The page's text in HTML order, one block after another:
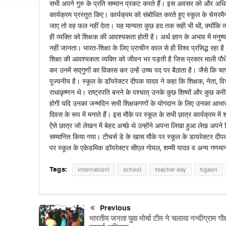
सभी अपने गुरु के प्रति सम्मान प्रकट करते हैं। इस अवसर को और
कार्यक्रम प्रस्तुत किए। कार्यक्रम को संबोधित करते हुए स्कूल के चेयरमैन
जाए तो वह फल नहीं देता। यह मान्यता कुछ हद तक सही भी थी, क्योंकि
ही व्यक्ति को शिक्षक की आवश्यकता होती है। अर्थ ज्ञान के अभाव में
नहीं जानता। भारत-शिक्षा के लिए प्राचीन काल से ही विश्व प्रसिद्ध
शिक्षा की आवश्यकता व्यक्ति को जीवन भर पड़ती है जिस प्रकार माली
कर उनमें सद्गुणों का विकास कर उन्हें उच्च पद पर बैठाता है। जैसे कि
पूज्यनीय है। स्कूल के डॉयरेक्टर दीपक यादव ने कहा कि शिक्षक, नेता,
राधाकृष्णन थे। राष्ट्रपति बनने के पश्चात् उनके कुछ शिष्यों और कुछ
होगी यदि उनका जन्मदिन सभी शिक्षकगणों के योगदान के लिए उनका
दिवस के रूप में मनाते हैं। इस मौके पर स्कूल के सभी छात्र कार्यक्रम में
ऐसे छात्र जो लेखन में बेहद अच्छे थे उन्होंने अपना लिखा हुआ लेख अपने
सम्मानित किया गया। टीचर्स डे के खास मौके पर स्कूल के डायरेक्टर
पर स्कूल के एकेडमिक डॉयरेक्टर सीएल गोयल, शम्मी यादव व अन्य
Tags: internationl school teacher day tigaon
Previous
भारतीय जनता युवा मोर्चा टीम ने चलाया नन्दीग्राम